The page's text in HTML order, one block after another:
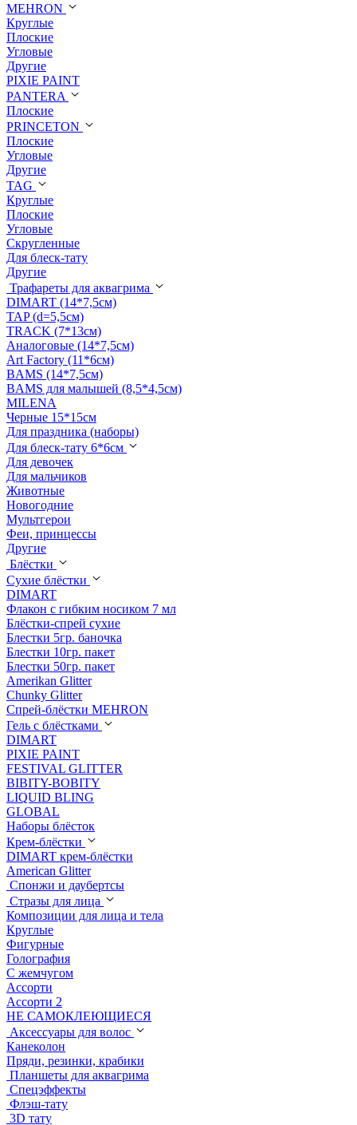
MEHRON
Круглые
Плоские
Угловые
Другие
PIXIE PAINT
PANTERA
Плоские
PRINCETON
Плоские
Угловые
Другие
TAG
Круглые
Плоские
Угловые
Скругленные
Для блеск-тату
Другие
Трафареты для аквагрима
DIMART (14*7,5см)
TAP (d=5,5см)
TRACK (7*13см)
Аналоговые (14*7,5см)
Art Factory (11*6см)
BAMS (14*7,5см)
BAMS для малышей (8,5*4,5см)
MILENA
Черные 15*15см
Для праздника (наборы)
Для блеск-тату 6*6см
Для девочек
Для мальчиков
Животные
Новогодние
Мультгерои
Феи, принцессы
Другие
Блёстки
Сухие блёстки
DIMART
Флакон с гибким носиком 7 мл
Блёстки-спрей сухие
Блестки 5гр. баночка
Блестки 10гр. пакет
Блестки 50гр. пакет
Amerikan Glitter
Chunky Glitter
Спрей-блёстки MEHRON
Гель с блёстками
DIMART
PIXIE PAINT
FESTIVAL GLITTER
BIBITY-BOBITY
LIQUID BLING
GLOBAL
Наборы блёсток
Крем-блёстки
DIMART крем-блёстки
American Glitter
Спонжи и даубертсы
Стразы для лица
Композиции для лица и тела
Круглые
Фигурные
Голография
С жемчугом
Ассорти
Ассорти 2
НЕ САМОКЛЕЮЩИЕСЯ
Аксессуары для волос
Канеколон
Пряди, резинки, крабики
Планшеты для аквагрима
Спецэффекты
Флэш-тату
3D тату